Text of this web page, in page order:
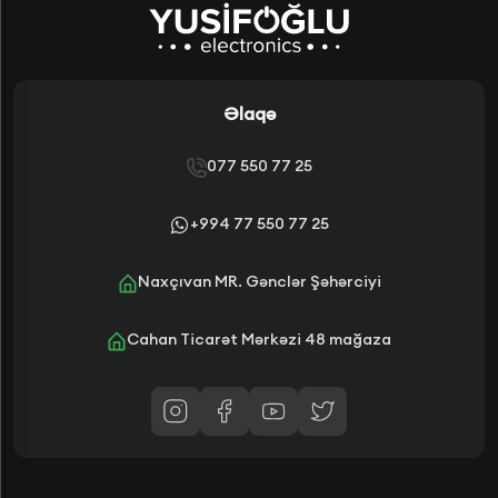
Əlaqə
077 550 77 25
+994 77 550 77 25
Naxçıvan MR. Gənclər Şəhərciyi
Cahan Ticarət Mərkəzi 48 mağaza